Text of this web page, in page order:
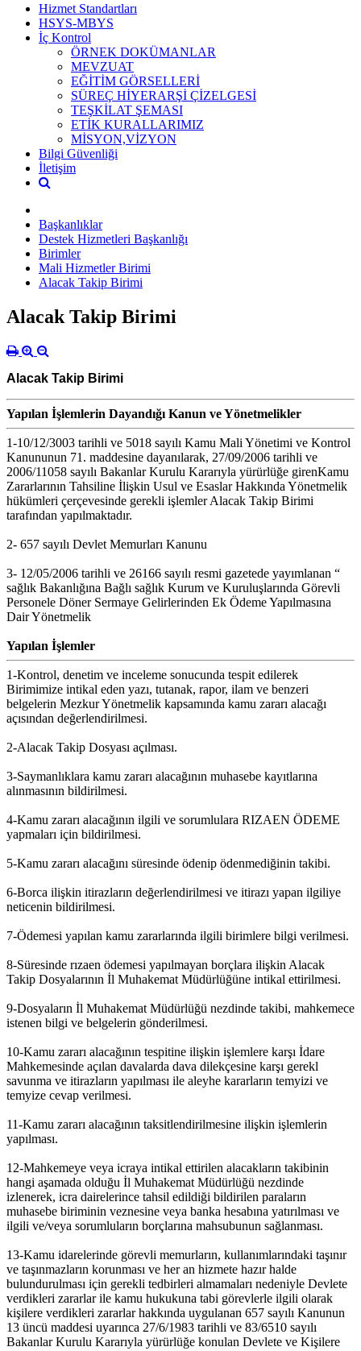
Hizmet Standartları
HSYS-MBYS
İç Kontrol
ÖRNEK DOKÜMANLAR
MEVZUAT
EĞİTİM GÖRSELLERİ
SÜREÇ HİYERARŞİ ÇİZELGESİ
TEŞKİLAT ŞEMASI
ETİK KURALLARIMIZ
MİSYON,VİZYON
Bilgi Güvenliği
İletişim
Başkanlıklar
Destek Hizmetleri Başkanlığı
Birimler
Mali Hizmetler Birimi
Alacak Takip Birimi
Alacak Takip Birimi
Alacak Takip Birimi
Yapılan İşlemlerin Dayandığı Kanun ve Yönetmelikler
1-10/12/3003 tarihli ve 5018 sayılı Kamu Mali Yönetimi ve Kontrol
Kanununun 71. maddesine dayanılarak, 27/09/2006 tarihli ve
2006/11058 sayılı Bakanlar Kurulu Kararıyla yürürlüğe girenKamu
Zararlarının Tahsiline İlişkin Usul ve Esaslar Hakkında Yönetmelik
hükümleri çerçevesinde gerekli işlemler Alacak Takip Birimi
tarafından yapılmaktadır.
2- 657 sayılı Devlet Memurları Kanunu
3- 12/05/2006 tarihli ve 26166 sayılı resmi gazetede yayımlanan “
sağlık Bakanlığına Bağlı sağlık Kurum ve Kuruluşlarında Görevli
Personele Döner Sermaye Gelirlerinden Ek Ödeme Yapılmasına
Dair Yönetmelik
Yapılan İşlemler
1-Kontrol, denetim ve inceleme sonucunda tespit edilerek
Birimimize intikal eden yazı, tutanak, rapor, ilam ve benzeri
belgelerin Mezkur Yönetmelik kapsamında kamu zararı alacağı
açısından değerlendirilmesi.
2-Alacak Takip Dosyası açılması.
3-Saymanlıklara kamu zararı alacağının muhasebe kayıtlarına
alınmasının bildirilmesi.
4-Kamu zararı alacağının ilgili ve sorumlulara RIZAEN ÖDEME
yapmaları için bildirilmesi.
5-Kamu zararı alacağını süresinde ödenip ödenmediğinin takibi.
6-Borca ilişkin itirazların değerlendirilmesi ve itirazı yapan ilgiliye
neticenin bildirilmesi.
7-Ödemesi yapılan kamu zararlarında ilgili birimlere bilgi verilmesi.
8-Süresinde rızaen ödemesi yapılmayan borçlara ilişkin Alacak
Takip Dosyalarının İl Muhakemat Müdürlüğüne intikal ettirilmesi.
9-Dosyaların İl Muhakemat Müdürlüğü nezdinde takibi, mahkemece
istenen bilgi ve belgelerin gönderilmesi.
10-Kamu zararı alacağının tespitine ilişkin işlemlere karşı İdare
Mahkemesinde açılan davalarda dava dilekçesine karşı gerekl
savunma ve itirazların yapılması ile aleyhe kararların temyizi ve
temyize cevap verilmesi.
11-Kamu zararı alacağının taksitlendirilmesine ilişkin işlemlerin
yapılması.
12-Mahkemeye veya icraya intikal ettirilen alacakların takibinin
hangi aşamada olduğu İl Muhakemat Müdürlüğü nezdinde
izlenerek, icra dairelerince tahsil edildiği bildirilen paraların
muhasebe biriminin veznesine veya banka hesabına yatırılması ve
ilgili ve/veya sorumluların borçlarına mahsubunun sağlanması.
13-Kamu idarelerinde görevli memurların, kullanımlarındaki taşınır
ve taşınmazların korunması ve her an hizmete hazır halde
bulundurulması için gerekli tedbirleri almamaları nedeniyle Devlete
verdikleri zararlar ile kamu hukukuna tabi görevlerle ilgili olarak
kişilere verdikleri zararlar hakkında uygulanan 657 sayılı Kanunun
13 üncü maddesi uyarınca 27/6/1983 tarihli ve 83/6510 sayılı
Bakanlar Kurulu Kararıyla yürürlüğe konulan Devlete ve Kişilere